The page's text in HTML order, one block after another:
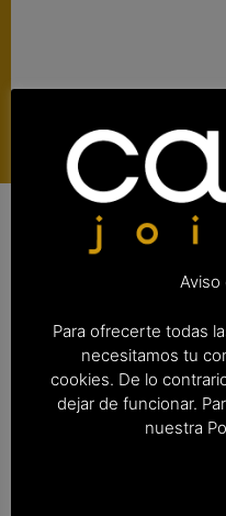
Categoría
Anillo
Plata
Aviso
Para ofrecerte todas
necesitamos tu
cookies. De lo
dejar de funcionar.
nuestra